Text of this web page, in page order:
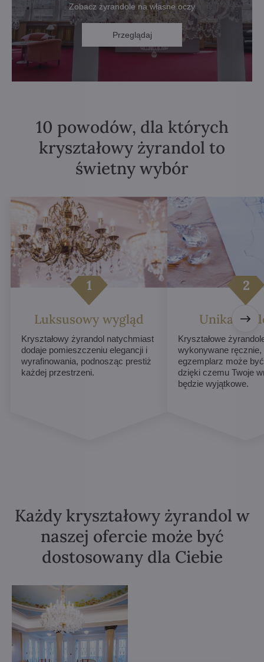
Zobacz żyrandole na własne oczy
Przeglądaj
10 powodów, dla których
kryształowy żyrandol to
świetny wybór
Luksusowy wygląd
Kryształowy żyrandol natychmiast
dodaje pomieszczeniu elegancji i
wyrafinowania, podnosząc prestiż
każdej przestrzeni.
Unikalne
Kryształowe
wykonywane
egzemplarz może
dzięki czemu Twoje
będzie wyjątkowe.
Każdy kryształowy żyrandol w
naszej ofercie może być
dostosowany dla Ciebie